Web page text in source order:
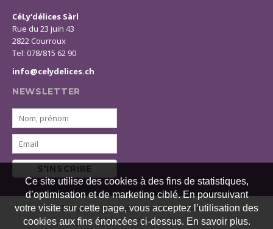
CéLy'délices Sàrl
Rue du 23 juin 43
2822 Courroux
Tel: 078/815 62 90
info@celydelices.ch
NEWSLETTER
S'INSCRIRE
© 2026 CéLy'délices. Tous droits réservés
Powered by Artionet
Ce site utilise des cookies à des fins de statistiques,
d’optimisation et de marketing ciblé. En poursuivant
votre visite sur cette page, vous acceptez l’utilisation des
cookies aux fins énoncées ci-dessus. En savoir plus.